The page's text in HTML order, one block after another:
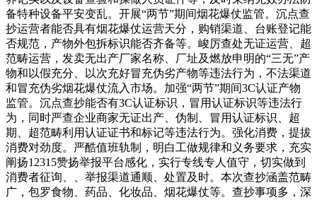
备特种设备平安变乱。开展“两节”期间烟花爆仗监管。沉点查
抄运营者能否具有烟花爆仗运营天分，购销渠道、台账登记能
否规范，产物外包拆标识能否齐备等。峻厉查处无证运营、超
范畴运营，发卖无出产厂家名称、厂址及燃放申明的“三无”产
物和以假充分、以次充好冒充伪劣产物等违法行为，不法渠道
和冒充伪劣烟花爆仗流入市场。加强“两节”期间3C认证产物
监管。沉点查抄能否有3C认证标识，冒用认证标识等违法行
为，同时严查企业商家无证出产、伪制、冒用认证标识、超
期、超范畴利用认证证书和标记等违法行为。强化消费，提拔
消费对劲度。严酷值班轨制，明白工做规律和义务要求，充实
阐扬12315赞扬举报平台感化，实行专线专人值守，切实做到
消费者征询、、举报渠道通顺、处置及时。本次查抄涵盖范畴
广，包罗食物、药品、化妆品、烟花爆仗等。查抄事项多，深